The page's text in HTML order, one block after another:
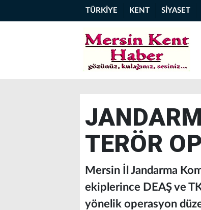
TÜRKİYE KENT SİYASET
TERÖR
Mersin İl Jandarma
ekiplerince DEAŞ ve
yönelik operasyon